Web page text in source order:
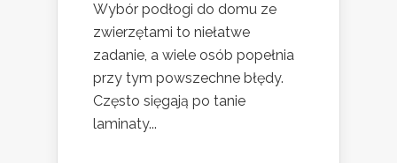
Wybór podłogi do domu ze
zwierzętami to niełatwe
zadanie, a wiele osób popełnia
przy tym powszechne błędy.
Często sięgają po tanie
laminaty...